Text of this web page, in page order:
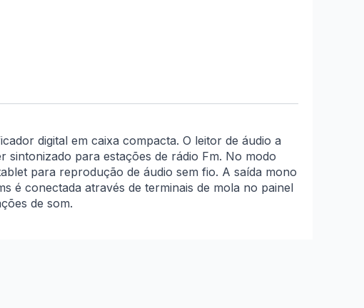
digital em caixa compacta. O leitor de áudio a
sintonizado para estações de rádio Fm. No modo
para reprodução de áudio sem fio. A saída mono
é conectada através de terminais de mola no painel
de som.